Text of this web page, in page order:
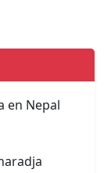
en Nepal